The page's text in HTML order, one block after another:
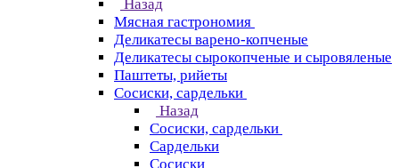
Назад
Мясная гастрономия
Деликатесы варено-копченые
Деликатесы сырокопченые и сыровяленые
Паштеты, рийеты
Сосиски, сардельки
Назад
Сосиски, сардельки
Сардельки
Сосиски